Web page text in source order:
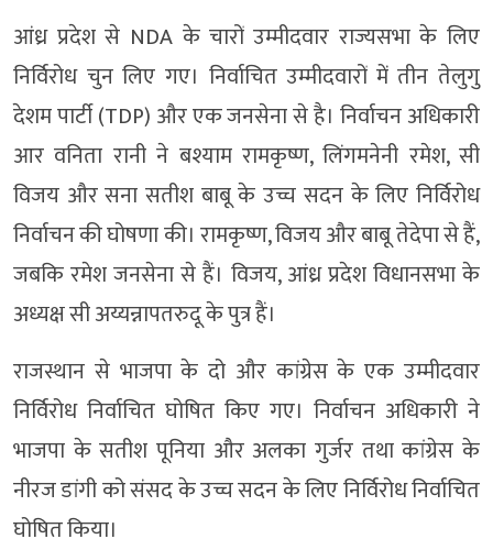
आंध्र प्रदेश से NDA के चारों उम्मीदवार राज्यसभा के लिए
निर्विरोध चुन लिए गए। निर्वाचित उम्मीदवारों में तीन तेलुगु
देशम पार्टी (TDP) और एक जनसेना से है। निर्वाचन अधिकारी
आर वनिता रानी ने बश्याम रामकृष्ण, लिंगमनेनी रमेश, सी
विजय और सना सतीश बाबू के उच्च सदन के लिए निर्विरोध
निर्वाचन की घोषणा की। रामकृष्ण, विजय और बाबू तेदेपा से हैं,
जबकि रमेश जनसेना से हैं। विजय, आंध्र प्रदेश विधानसभा के
अध्यक्ष सी अय्यन्नापतरुदू के पुत्र हैं।
राजस्थान से भाजपा के दो और कांग्रेस के एक उम्मीदवार
निर्विरोध निर्वाचित घोषित किए गए। निर्वाचन अधिकारी ने
भाजपा के सतीश पूनिया और अलका गुर्जर तथा कांग्रेस के
नीरज डांगी को संसद के उच्च सदन के लिए निर्विरोध निर्वाचित
घोषित किया।